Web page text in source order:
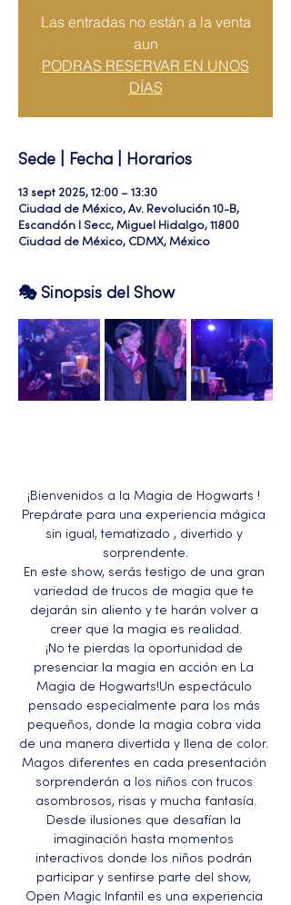
Las entradas no están a la venta
aun
PODRAS RESERVAR EN UNOS
DÍAS
Sede | Fecha | Horarios
13 sept 2025, 12:00 – 13:30
Ciudad de México, Av. Revolución 10-B,
Escandón I Secc, Miguel Hidalgo, 11800
Ciudad de México, CDMX, México
🎭 Sinopsis del Show
¡Bienvenidos a la Magia de Hogwarts !
Prepárate para una experiencia mágica
sin igual, tematizado , divertido y
sorprendente.
En este show, serás testigo de una gran
variedad de trucos de magia que te
dejarán sin aliento y te harán volver a
creer que la magia es realidad.
¡No te pierdas la oportunidad de
presenciar la magia en acción en La
Magia de Hogwarts!Un espectáculo
pensado especialmente para los más
pequeños, donde la magia cobra vida
de una manera divertida y llena de color.
Magos diferentes en cada presentación
sorprenderán a los niños con trucos
asombrosos, risas y mucha fantasía.
Desde ilusiones que desafían la
imaginación hasta momentos
interactivos donde los niños podrán
participar y sentirse parte del show,
Open Magic Infantil es una experiencia